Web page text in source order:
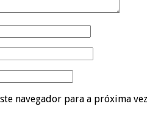
navegador para a próxima vez